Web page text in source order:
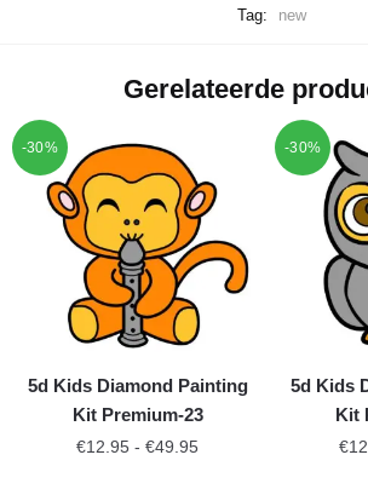
Tag:
new
Gerelateerde
-30%
5d Kids Diamond Painting
Kit Premium-23
€12.95 - €49.95
-30%
5d Kids
Kit
€